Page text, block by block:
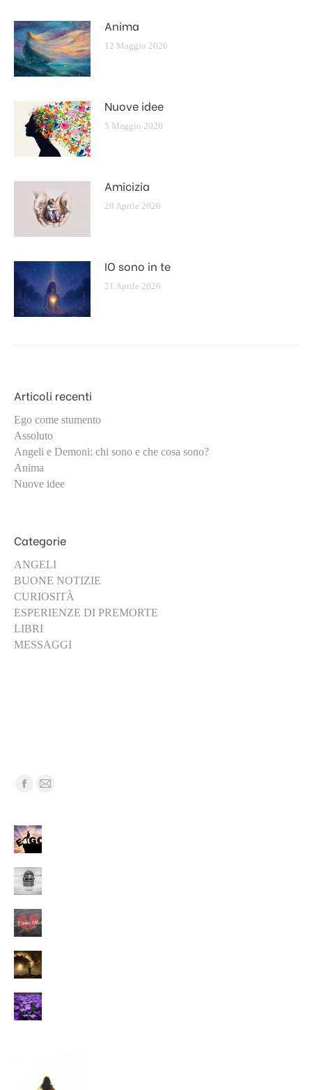
Anima
12 Maggio 2026
Nuove idee
5 Maggio 2026
Amicizia
28 Aprile 2026
IO sono in te
21 Aprile 2026
Articoli recenti
Ego come stumento
Assoluto
Angeli e Demoni: chi sono e che cosa sono?
Anima
Nuove idee
Categorie
ANGELI
BUONE NOTIZIE
CURIOSITÀ
ESPERIENZE DI PREMORTE
LIBRI
MESSAGGI